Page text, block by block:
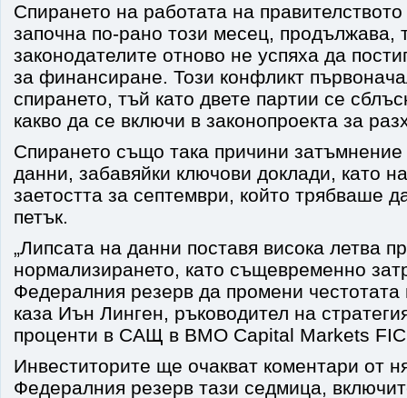
Спирането на работата на
започна по-рано този месец, продължава,
законодателите отново не успяха да
за финансиране. Този конфликт
спирането, тъй като двете партии се
какво да се включи в законопроекта за
Спирането също така причини затъмнение
данни, забавяйки ключови доклади, като
заетостта за септември, който трябваше
петък.
„Липсата на данни поставя висока летва
нормализирането, като същевременно
Федералния резерв да промени честотата
каза Иън Линген, ръководител на
проценти в САЩ в BMO Capital Markets
Инвеститорите ще очакват коментари от
Федералния резерв тази седмица,